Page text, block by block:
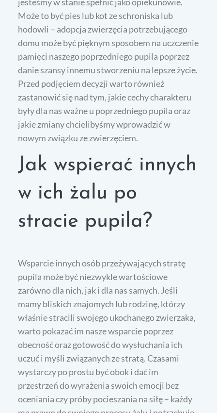
Może to być pies lub kot ze schroniska lub
hodowli – adopcja zwierzęcia potrzebującego
domu może być pięknym sposobem na uczczenie
pamięci naszego poprzedniego pupila poprzez
danie szansy innemu stworzeniu na lepsze życie.
Przed podjęciem decyzji warto również
zastanowić się nad tym, jakie cechy charakteru
były dla nas ważne u poprzedniego pupila oraz
jakie zmiany chcielibyśmy wprowadzić w
nowym związku ze zwierzęciem.
Jak wspierać innych
w ich żalu po
stracie pupila?
Wsparcie innych osób przeżywających stratę
pupila może być niezwykle wartościowe
zarówno dla nich, jak i dla nas samych. Jeśli
mamy bliskich znajomych lub rodzinę, którzy
właśnie stracili swojego ukochanego zwierzaka,
warto pokazać im nasze wsparcie poprzez
obecność oraz gotowość do wysłuchania ich
uczuć i myśli związanych ze stratą. Czasami
wystarczy po prostu być obok i dać im
przestrzeń do wyrażenia swoich emocji bez
oceniania czy próby pocieszania na siłę – każdy